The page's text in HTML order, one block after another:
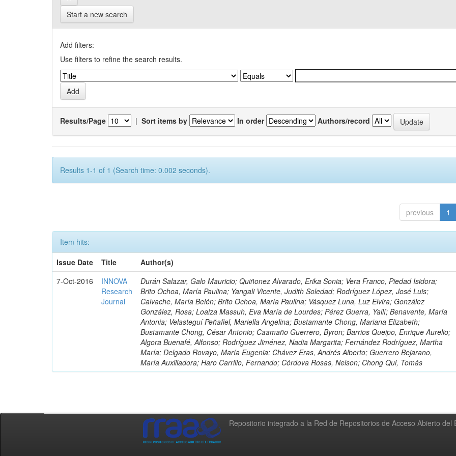
Start a new search
Add filters:
Use filters to refine the search results.
Results/Page | Sort items by In order Authors/record
Results 1-1 of 1 (Search time: 0.002 seconds).
previous 1
Item hits:
Issue Date
Title
Author(s)
7-Oct-2016
INNOVA
Research
Journal
Durán Salazar, Galo Mauricio; Quiñonez Alvarado, Erika Sonia; Vera Franco, Piedad Isidora;
Brito Ochoa, María Paulina; Yangali Vicente, Judith Soledad; Rodríguez López, José Luis;
Calvache, María Belén; Brito Ochoa, María Paulina; Vásquez Luna, Luz Elvira; González
González, Rosa; Loaiza Massuh, Eva María de Lourdes; Pérez Guerra, Yailí; Benavente, María
Antonia; Velasteguí Peñafiel, Mariella Angelina; Bustamante Chong, Mariana Elizabeth;
Bustamante Chong, César Antonio; Caamaño Guerrero, Byron; Barrios Queipo, Enrique Aurelio;
Algora Buenafé, Alfonso; Rodríguez Jiménez, Nadia Margarita; Fernández Rodríguez, Martha
María; Delgado Rovayo, María Eugenia; Chávez Eras, Andrés Alberto; Guerrero Bejarano,
María Auxiliadora; Haro Carrillo, Fernando; Córdova Rosas, Nelson; Chong Qui, Tomás
Repositorio integrado a la Red de Repositorios de Acceso Abierto del